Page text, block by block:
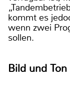
kommt es
wenn zwei
sollen.
Bild und Ton